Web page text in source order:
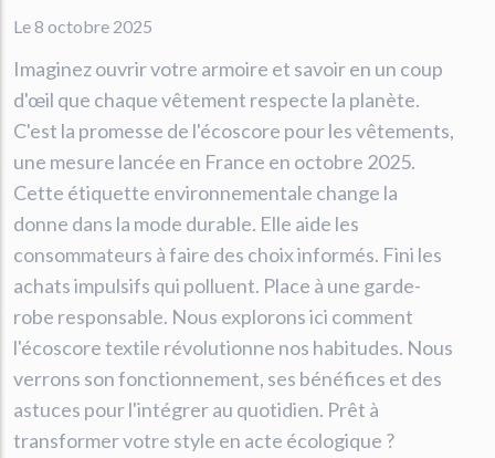
Le 8 octobre 2025
Imaginez ouvrir votre armoire et savoir en un coup
d'œil que chaque vêtement respecte la planète.
C'est la promesse de l'écoscore pour les vêtements,
une mesure lancée en France en octobre 2025.
Cette étiquette environnementale change la
donne dans la mode durable. Elle aide les
consommateurs à faire des choix informés. Fini les
achats impulsifs qui polluent. Place à une garde-
robe responsable. Nous explorons ici comment
l'écoscore textile révolutionne nos habitudes. Nous
verrons son fonctionnement, ses bénéfices et des
astuces pour l'intégrer au quotidien. Prêt à
transformer votre style en acte écologique ?